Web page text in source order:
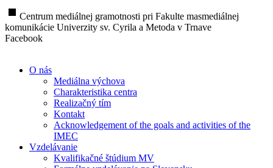
stop Centrum mediálnej gramotnosti pri Fakulte masmediálnej
komunikácie Univerzity sv. Cyrila a Metoda v Trnave
Facebook
O nás
Mediálna výchova
Charakteristika centra
Realizačný tím
Kontakt
Acknowledgement of the goals and activities of the
IMEC
Vzdelávanie
Kvalifikačné štúdium MV